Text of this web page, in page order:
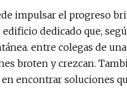
impulsar el progreso
dedicado que,
entre colegas de
broten y crezcan.
encontrar soluciones